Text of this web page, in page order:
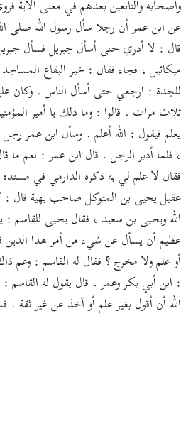
وأصحابه والتابعين بعدهم في معنى الآية
عن ابن عمر أن رجلا سأل رسول الله صلى
قال : لا أدري حتى أسأل جبريل فسأل
ميكائيل ، فجاء فقال : خير البقاع
للجدة : ارجعي حتى أسأل الناس . وكان
ثلاث مرات . قالوا : وما ذلك يا أمير
يعلم فيقول : الله أعلم . وسأل ابن عمر
، فلما أدبر الرجل . قال ابن عمر : نعم ما
فقال لا علم لي به ذكره الدارمي في
عقيل يحيى بن المتوكل صاحب بهية قال :
الله ويحيى بن سعيد ، فقال يحيى للقاسم :
عظيم أن يسأل عن شيء من أمر هذا الدين
أو علم ولا مخرج ؟ فقال له القاسم : وعم
: ابن أبي بكر وعمر . قال يقول له
الله أن أقول بغير علم أو آخذ عن غير